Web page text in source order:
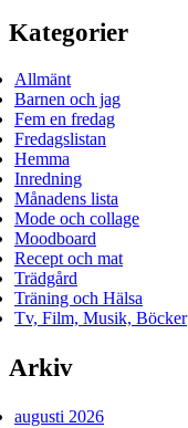
Kategorier
Allmänt
Barnen och jag
Fem en fredag
Fredagslistan
Hemma
Inredning
Månadens lista
Mode och collage
Moodboard
Recept och mat
Trädgård
Träning och Hälsa
Tv, Film, Musik, Böcker
Arkiv
augusti 2026